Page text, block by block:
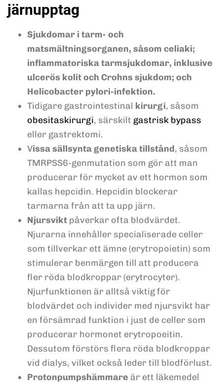
järnupptag
Sjukdomar i tarm- och
matsmältningsorganen, såsom celiaki;
inflammatoriska tarmsjukdomar, inklusive
ulcerös kolit och Crohns sjukdom; och
Helicobacter pylori-infektion.
Tidigare gastrointestinal kirurgi, såsom
obesitaskirurgi, särskilt gastrisk bypass
eller gastrektomi.
Vissa sällsynta genetiska tillstånd, såsom
TMRPSS6-genmutation som gör att man
producerar för mycket av ett hormon som
kallas hepcidin. Hepcidin blockerar
tarmarna från att ta upp järn.
Njursvikt påverkar ofta blodvärdet.
Njurarna innehåller specialiserade celler
som tillverkar ett ämne (erytropoietin) som
stimulerar benmärgen till att producera
fler röda blodkroppar (erytrocyter).
Njurfunktionen är alltså viktig för
blodvärdet och individer med njursvikt har
en försämrad funktion i just de celler som
producerar hormonet erytropoeitin.
Dessutom förstörs flera röda blodkroppar
vid dialys, vilket också leder till blodförlust.
Protonpumpshämmare är ett läkemedel